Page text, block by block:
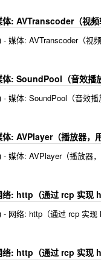
: AVTranscoder（视频
媒体: AVTranscoder（视频
: SoundPool（音效播
媒体: SoundPool（音效播
: AVPlayer（播放器，
媒体: AVPlayer（播放器
: http（通过 rcp 实现
网络: http（通过 rcp 实现
: http（通过 rcp 实现